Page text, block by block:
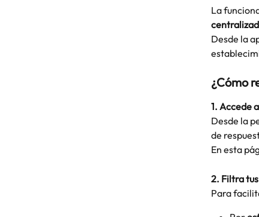
La
Desde la
¿Cómo
1. Accede
Desde la
de
En esta
2. Filtra
Para